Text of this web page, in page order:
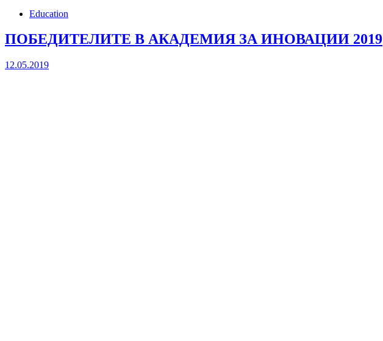
Education
ПОБЕДИТЕЛИТЕ В АКАДЕМИЯ ЗА ИНОВАЦИИ 2019
12.05.2019